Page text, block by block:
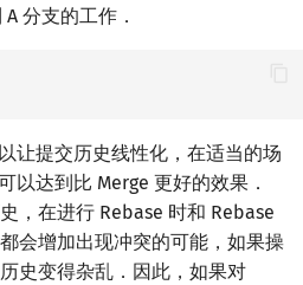
分支的工作．
让提交历史线性化，在适当的场
以达到比 Merge 更好的效果．
，在进行 Rebase 时和 Rebase
会增加出现冲突的可能，如果操
史变得杂乱．因此，如果对